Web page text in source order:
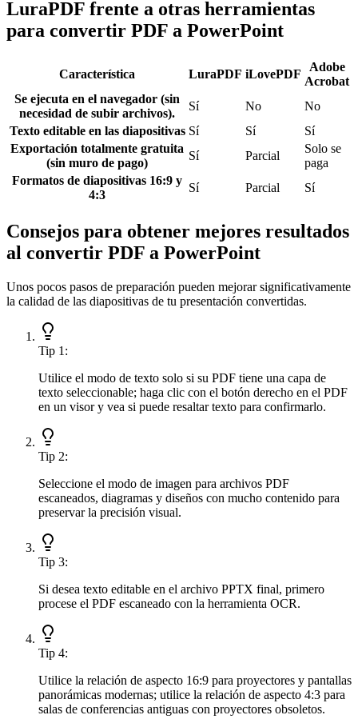
LuraPDF frente a otras herramientas
para convertir PDF a PowerPoint
Característica LuraPDF iLovePDF
Adobe
Acrobat
Se ejecuta en el navegador (sin
necesidad de subir archivos).
Sí No
No
Texto editable en las diapositivas Sí Sí
Sí
Exportación totalmente gratuita
(sin muro de pago)
Sí Parcial
Solo se
paga
Formatos de diapositivas 16:9 y
4:3
Sí Parcial Sí
Consejos para obtener mejores resultados
al convertir PDF a PowerPoint
Unos pocos pasos de preparación pueden mejorar significativamente
la calidad de las diapositivas de tu presentación convertidas.
Tip 1 :
Utilice el modo de texto solo si su PDF tiene una capa de
texto seleccionable; haga clic con el botón derecho en el PDF
en un visor y vea si puede resaltar texto para confirmarlo.
Tip 2:
Seleccione el modo de imagen para archivos PDF
escaneados, diagramas y diseños con mucho contenido para
preservar la precisión visual.
Tip 3:
Si desea texto editable en el archivo PPTX final, primero
procese el PDF escaneado con la herramienta OCR.
Tip 4:
Utilice la relación de aspecto 16:9 para proyectores y pantallas
panorámicas modernas; utilice la relación de aspecto 4:3 para
salas de conferencias antiguas con proyectores obsoletos.